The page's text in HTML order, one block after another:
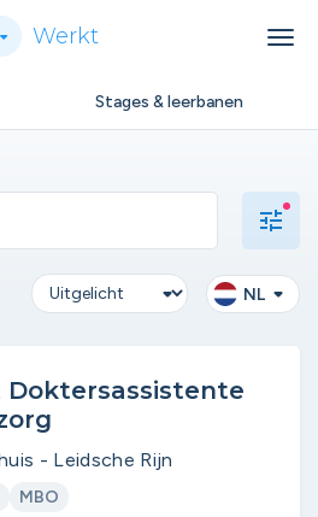
Werkt
Stages & leerbanen
tune
NL
- Leidsche Rijn
MBO